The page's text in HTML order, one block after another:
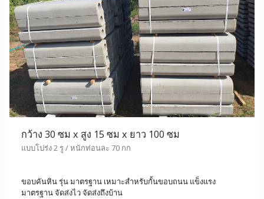
กว้าง 30 ซม x สูง 15 ซม x ยาว 100 ซม
แบบโปร่ง 2 รู / หนักท่อนละ 70 กก
ขอบคันหิน รุ่น มาตรฐาน เหมาะสำหรับกั้นขอบถนน แข็งแรง
มาตรฐาน จัดส่งไว จัดส่งถึงบ้าน